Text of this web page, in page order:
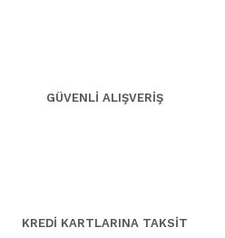
GÜVENLİ ALIŞVERİŞ
KREDİ KARTLARINA TAKSİT